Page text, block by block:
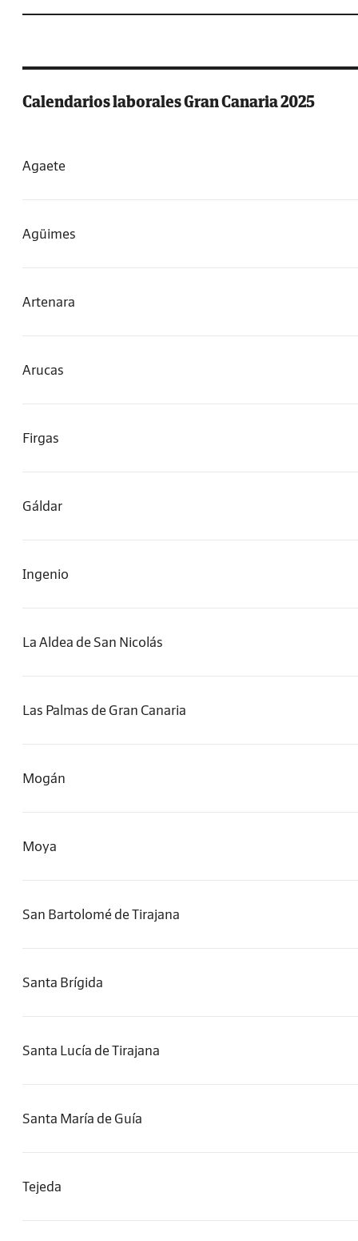
Calendarios laborales Gran Canaria 2025
Agaete
Agüimes
Artenara
Arucas
Firgas
Gáldar
Ingenio
La Aldea de San Nicolás
Las Palmas de Gran Canaria
Mogán
Moya
San Bartolomé de Tirajana
Santa Brígida
Santa Lucía de Tirajana
Santa María de Guía
Tejeda